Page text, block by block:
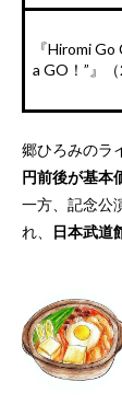
『Hiromi
a GO！”』（
郷ひろみのラ
円前後が基本
一方、記念公
れ、
日本武道